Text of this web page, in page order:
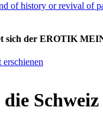
of history or revival of
sich der EROTIK
Schweiz